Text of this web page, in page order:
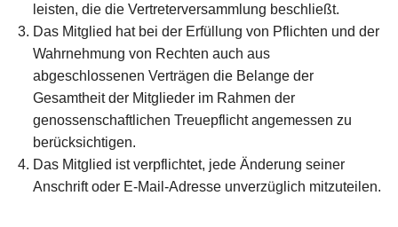
leisten, die die Vertreterversammlung beschließt.
Das Mitglied hat bei der Erfüllung von Pflichten und der
Wahrnehmung von Rechten auch aus
abgeschlossenen Verträgen die Belange der
Gesamtheit der Mitglieder im Rahmen der
genossenschaftlichen Treuepflicht angemessen zu
berücksichtigen.
Das Mitglied ist verpflichtet, jede Änderung seiner
Anschrift oder E-Mail-Adresse unverzüglich mitzuteilen.